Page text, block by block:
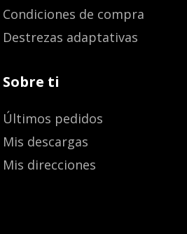
Condiciones de compra
Destrezas adaptativas
Sobre ti
Últimos pedidos
Mis descargas
Mis direcciones